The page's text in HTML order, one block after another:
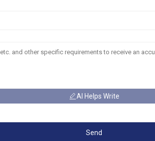
AI Helps Write
Send